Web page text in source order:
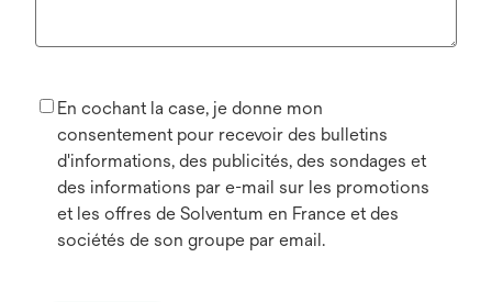
En cochant la case, je donne mon
consentement pour recevoir des bulletins
d'informations, des publicités, des sondages et
des informations par e-mail sur les promotions
et les offres de Solventum en France et des
sociétés de son groupe par email.